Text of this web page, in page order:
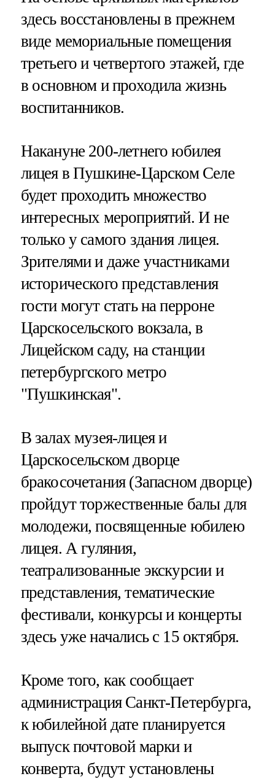
здесь восстановлены в прежнем
виде мемориальные помещения
третьего и четвертого этажей, где
в основном и проходила жизнь
воспитанников.
Накануне 200-летнего юбилея
лицея в Пушкине-Царском Селе
будет проходить множество
интересных мероприятий. И не
только у самого здания лицея.
Зрителями и даже участниками
исторического представления
гости могут стать на перроне
Царскосельского вокзала, в
Лицейском саду, на станции
петербургского метро
"Пушкинская".
В залах музея-лицея и
Царскосельском дворце
бракосочетания (Запасном дворце)
пройдут торжественные балы для
молодежи, посвященные юбилею
лицея. А гуляния,
театрализованные экскурсии и
представления, тематические
фестивали, конкурсы и концерты
здесь уже начались с 15 октября.
Кроме того, как сообщает
администрация Санкт-Петербурга,
к юбилейной дате планируется
выпуск почтовой марки и
конверта, будут установлены